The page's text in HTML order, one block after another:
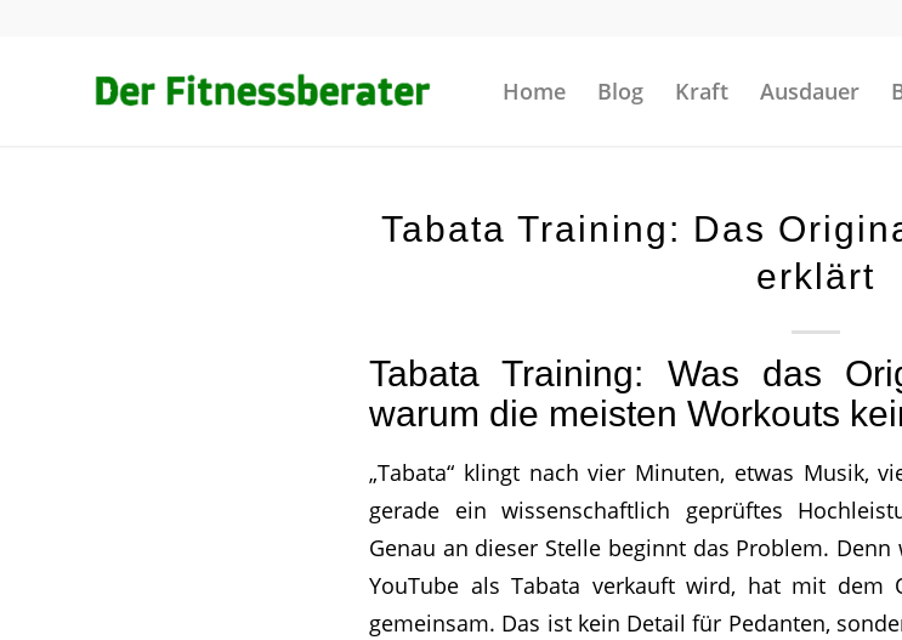
Home Blog Kraft Ausdauer
Tabata Training: Das
erklärt
Tabata Training: Was das
warum die meisten Workouts
„Tabata“ klingt nach vier Minuten, etwas Musik,
gerade ein wissenschaftlich geprüftes
Genau an dieser Stelle beginnt das Problem.
YouTube als Tabata verkauft wird, hat mit
gemeinsam. Das ist kein Detail für Pedanten,